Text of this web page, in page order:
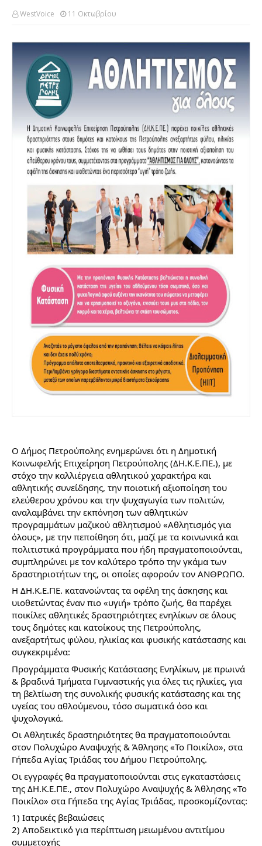
WestVoice 11 Οκτωβρίου
Ο Δήμος Πετρούπολης ενημερώνει ότι η Δημοτική
Κοινωφελής Επιχείρηση Πετρούπολης (ΔΗ.Κ.Ε.ΠΕ.), με
στόχο την καλλιέργεια αθλητικού χαρακτήρα και
αθλητικής συνείδησης, την ποιοτική αξιοποίηση του
ελεύθερου χρόνου και την ψυχαγωγία των πολιτών,
αναλαμβάνει την εκπόνηση των αθλητικών
προγραμμάτων μαζικού αθλητισμού «Αθλητισμός για
όλους», με την πεποίθηση ότι, μαζί με τα κοινωνικά και
πολιτιστικά προγράμματα που ήδη πραγματοποιούνται,
συμπληρώνει με τον καλύτερο τρόπο την γκάμα των
δραστηριοτήτων της, οι οποίες αφορούν τον ΑΝΘΡΩΠΟ.
Η ΔΗ.Κ.Ε.ΠΕ. κατανοώντας τα οφέλη της άσκησης και
υιοθετώντας έναν πιο «υγιή» τρόπο ζωής, θα παρέχει
ποικίλες αθλητικές δραστηριότητες ενηλίκων σε όλους
τους δημότες και κατοίκους της Πετρούπολης,
ανεξαρτήτως φύλου, ηλικίας και φυσικής κατάστασης και
συγκεκριμένα:
Προγράμματα Φυσικής Κατάστασης Ενηλίκων, με πρωινά
& βραδινά Τμήματα Γυμναστικής για όλες τις ηλικίες, για
τη βελτίωση της συνολικής φυσικής κατάστασης και της
υγείας του αθλούμενου, τόσο σωματικά όσο και
ψυχολογικά.
Οι Αθλητικές δραστηριότητες θα πραγματοποιούνται
στον Πολυχώρο Αναψυχής & Άθλησης «Το Ποικίλο», στα
Γήπεδα Αγίας Τριάδας του Δήμου Πετρούπολης.
Οι εγγραφές θα πραγματοποιούνται στις εγκαταστάσεις
της ΔΗ.Κ.Ε.ΠΕ., στον Πολυχώρο Αναψυχής & Άθλησης «Το
Ποικίλο» στα Γήπεδα της Αγίας Τριάδας, προσκομίζοντας:
1) Ιατρικές βεβαιώσεις
2) Αποδεικτικό για περίπτωση μειωμένου αντιτίμου
συμμετοχής